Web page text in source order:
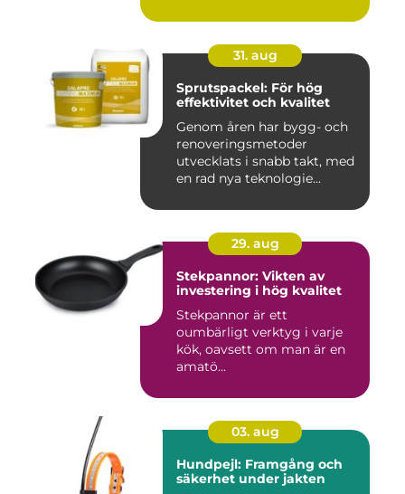
31. aug
Sprutspackel: För hög
effektivitet och kvalitet
Genom åren har bygg- och
renoveringsmetoder
utvecklats i snabb takt, med
en rad nya teknologie...
29. aug
Stekpannor: Vikten av
investering i hög kvalitet
Stekpannor är ett
oumbärligt verktyg i varje
kök, oavsett om man är en
amatö...
03. aug
Hundpejl: Framgång och
säkerhet under jakten